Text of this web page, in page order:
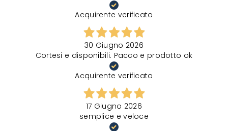
Acquirente verificato
30 Giugno 2026
Cortesi e disponibili. Pacco e prodotto ok
Acquirente verificato
17 Giugno 2026
semplice e veloce